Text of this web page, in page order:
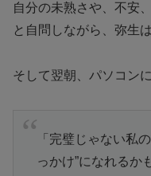
自分の未熟さや、不安
と自問しながら、弥生
そして翌朝、パソコン
「完璧じゃない私
っかけ”になれるか